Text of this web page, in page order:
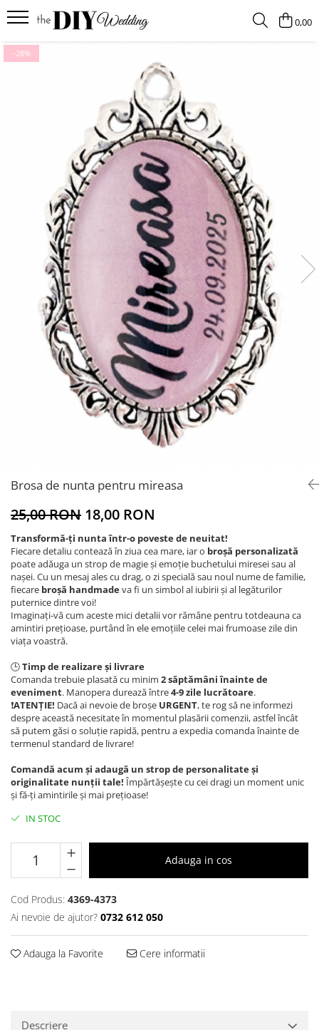
Produse
Pentru barbati
0,00
Brosa de nunta pentru mireasa
-28%
25,00 RON 18,00 RON
Transformă-ți nunta într-o poveste de neuitat!
Fiecare detaliu contează în ziua cea mare, iar o broșă personalizată
poate adăuga un strop de magie și emoție buchetului miresei sau al
nașei. Cu un mesaj ales cu drag, o zi specială sau noul nume de familie,
fiecare broșă handmadeva fi un simbol al iubirii și al legăturilor
puternice dintre voi!
Imaginați-vă cum aceste mici detalii vor rămâne pentru totdeauna ca
amintiri prețioase, purtând în ele emoțiile celei mai frumoase zile din
viața voastră.
🕒Timp de realizare și livrare
Comanda trebuie plasată cu minim 2 săptămâni înainte de
eveniment. Manopera durează între4-9zile lucrătoare.
❗️ATENȚIE! Dacă ai nevoie de broșe URGENT, te rog să ne informezi
despre această necesitate în momentul plasării comenzii, astfel încât
să putem găsi o soluție rapidă, pentru a expedia comanda înainte de
termenul standard de livrare!
Comandă acum și adaugă un strop de personalitate și
originalitate nunții tale! Împărtășește cu cei dragi un moment unic
și fă-ți amintirile și mai prețioase!
IN STOC
Adauga in cos
Cod Produs: 4369-4373
Ai nevoie de ajutor? 0732 612 050
Adauga la Favorite Cere informatii
Descriere